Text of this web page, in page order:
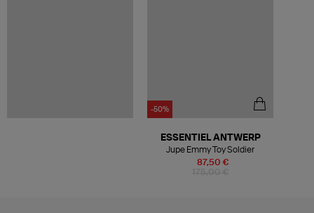
-50%
87,50 €
ESSENTIEL ANTWERP
Jupe Emmy Toy Soldier